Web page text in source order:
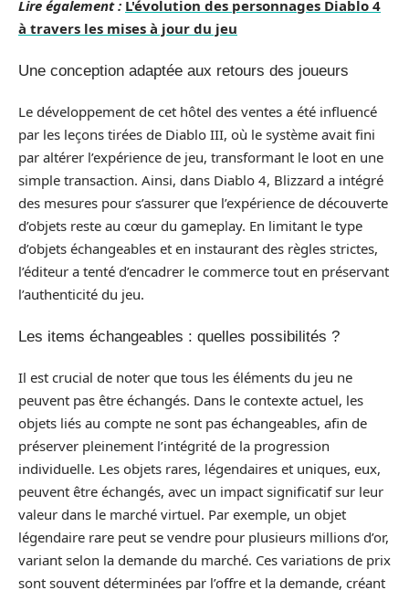
Lire également : L'évolution des personnages Diablo 4
à travers les mises à jour du jeu
Une conception adaptée aux retours des joueurs
Le développement de cet hôtel des ventes a été influencé
par les leçons tirées de Diablo III, où le système avait fini
par altérer l’expérience de jeu, transformant le loot en une
simple transaction. Ainsi, dans Diablo 4, Blizzard a intégré
des mesures pour s’assurer que l’expérience de découverte
d’objets reste au cœur du gameplay. En limitant le type
d’objets échangeables et en instaurant des règles strictes,
l’éditeur a tenté d’encadrer le commerce tout en préservant
l’authenticité du jeu.
Les items échangeables : quelles possibilités ?
Il est crucial de noter que tous les éléments du jeu ne
peuvent pas être échangés. Dans le contexte actuel, les
objets liés au compte ne sont pas échangeables, afin de
préserver pleinement l’intégrité de la progression
individuelle. Les objets rares, légendaires et uniques, eux,
peuvent être échangés, avec un impact significatif sur leur
valeur dans le marché virtuel. Par exemple, un objet
légendaire rare peut se vendre pour plusieurs millions d’or,
variant selon la demande du marché. Ces variations de prix
sont souvent déterminées par l’offre et la demande, créant